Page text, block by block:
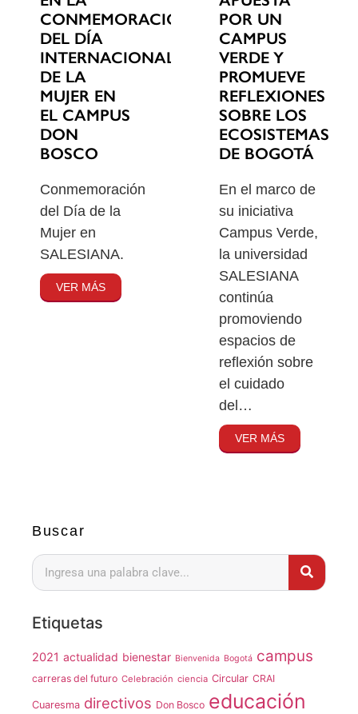
Buscar
Etiquetas
2021 actualidad bienestar Bienvenida Bogotá campus
carreras del futuro Celebración ciencia Circular CRAI
Cuaresma directivos Don Bosco educación
CONMEMORACIÓN
DEL DÍA
INTERNACIONAL
DE LA
MUJER EN
EL CAMPUS
DON
BOSCO
Conmemoración
del Día de la
Mujer en
SALESIANA.
VER MÁS
POR UN
CAMPUS
VERDE Y
PROMUEVE
REFLEXIONES
SOBRE LOS
ECOSISTEMAS
DE BOGOTÁ
En el marco de
su iniciativa
Campus Verde,
la universidad
SALESIANA
continúa
promoviendo
espacios de
reflexión sobre
el cuidado
del…
VER MÁS